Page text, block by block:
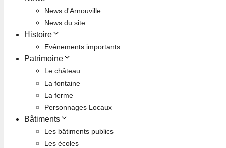
News d'Arnouville
News du site
Histoire
Evénements importants
Patrimoine
Le château
La fontaine
La ferme
Personnages Locaux
Bâtiments
Les bâtiments publics
Les écoles